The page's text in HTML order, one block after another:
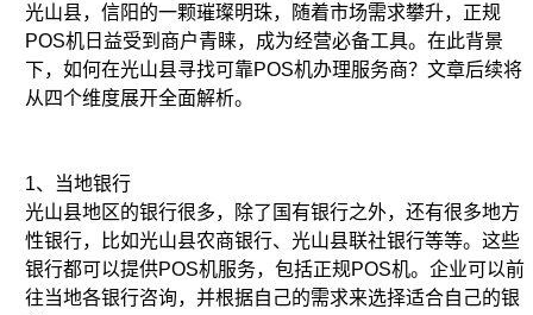
光山县，信阳的一颗璀璨明珠，随着市场需求攀升，正规
POS机日益受到商户青睐，成为经营必备工具。在此背景
下，如何在光山县寻找可靠POS机办理服务商？文章后续将
从四个维度展开全面解析。
1、当地银行
光山县地区的银行很多，除了国有银行之外，还有很多地方
性银行，比如光山县农商银行、光山县联社银行等等。这些
银行都可以提供POS机服务，包括正规POS机。企业可以前
往当地各银行咨询，并根据自己的需求来选择适合自己的银